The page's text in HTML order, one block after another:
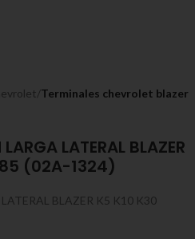
Terminales chevrolet blazer
LATERAL BLAZER
(02A-1324)
BLAZER K5 K10 K30